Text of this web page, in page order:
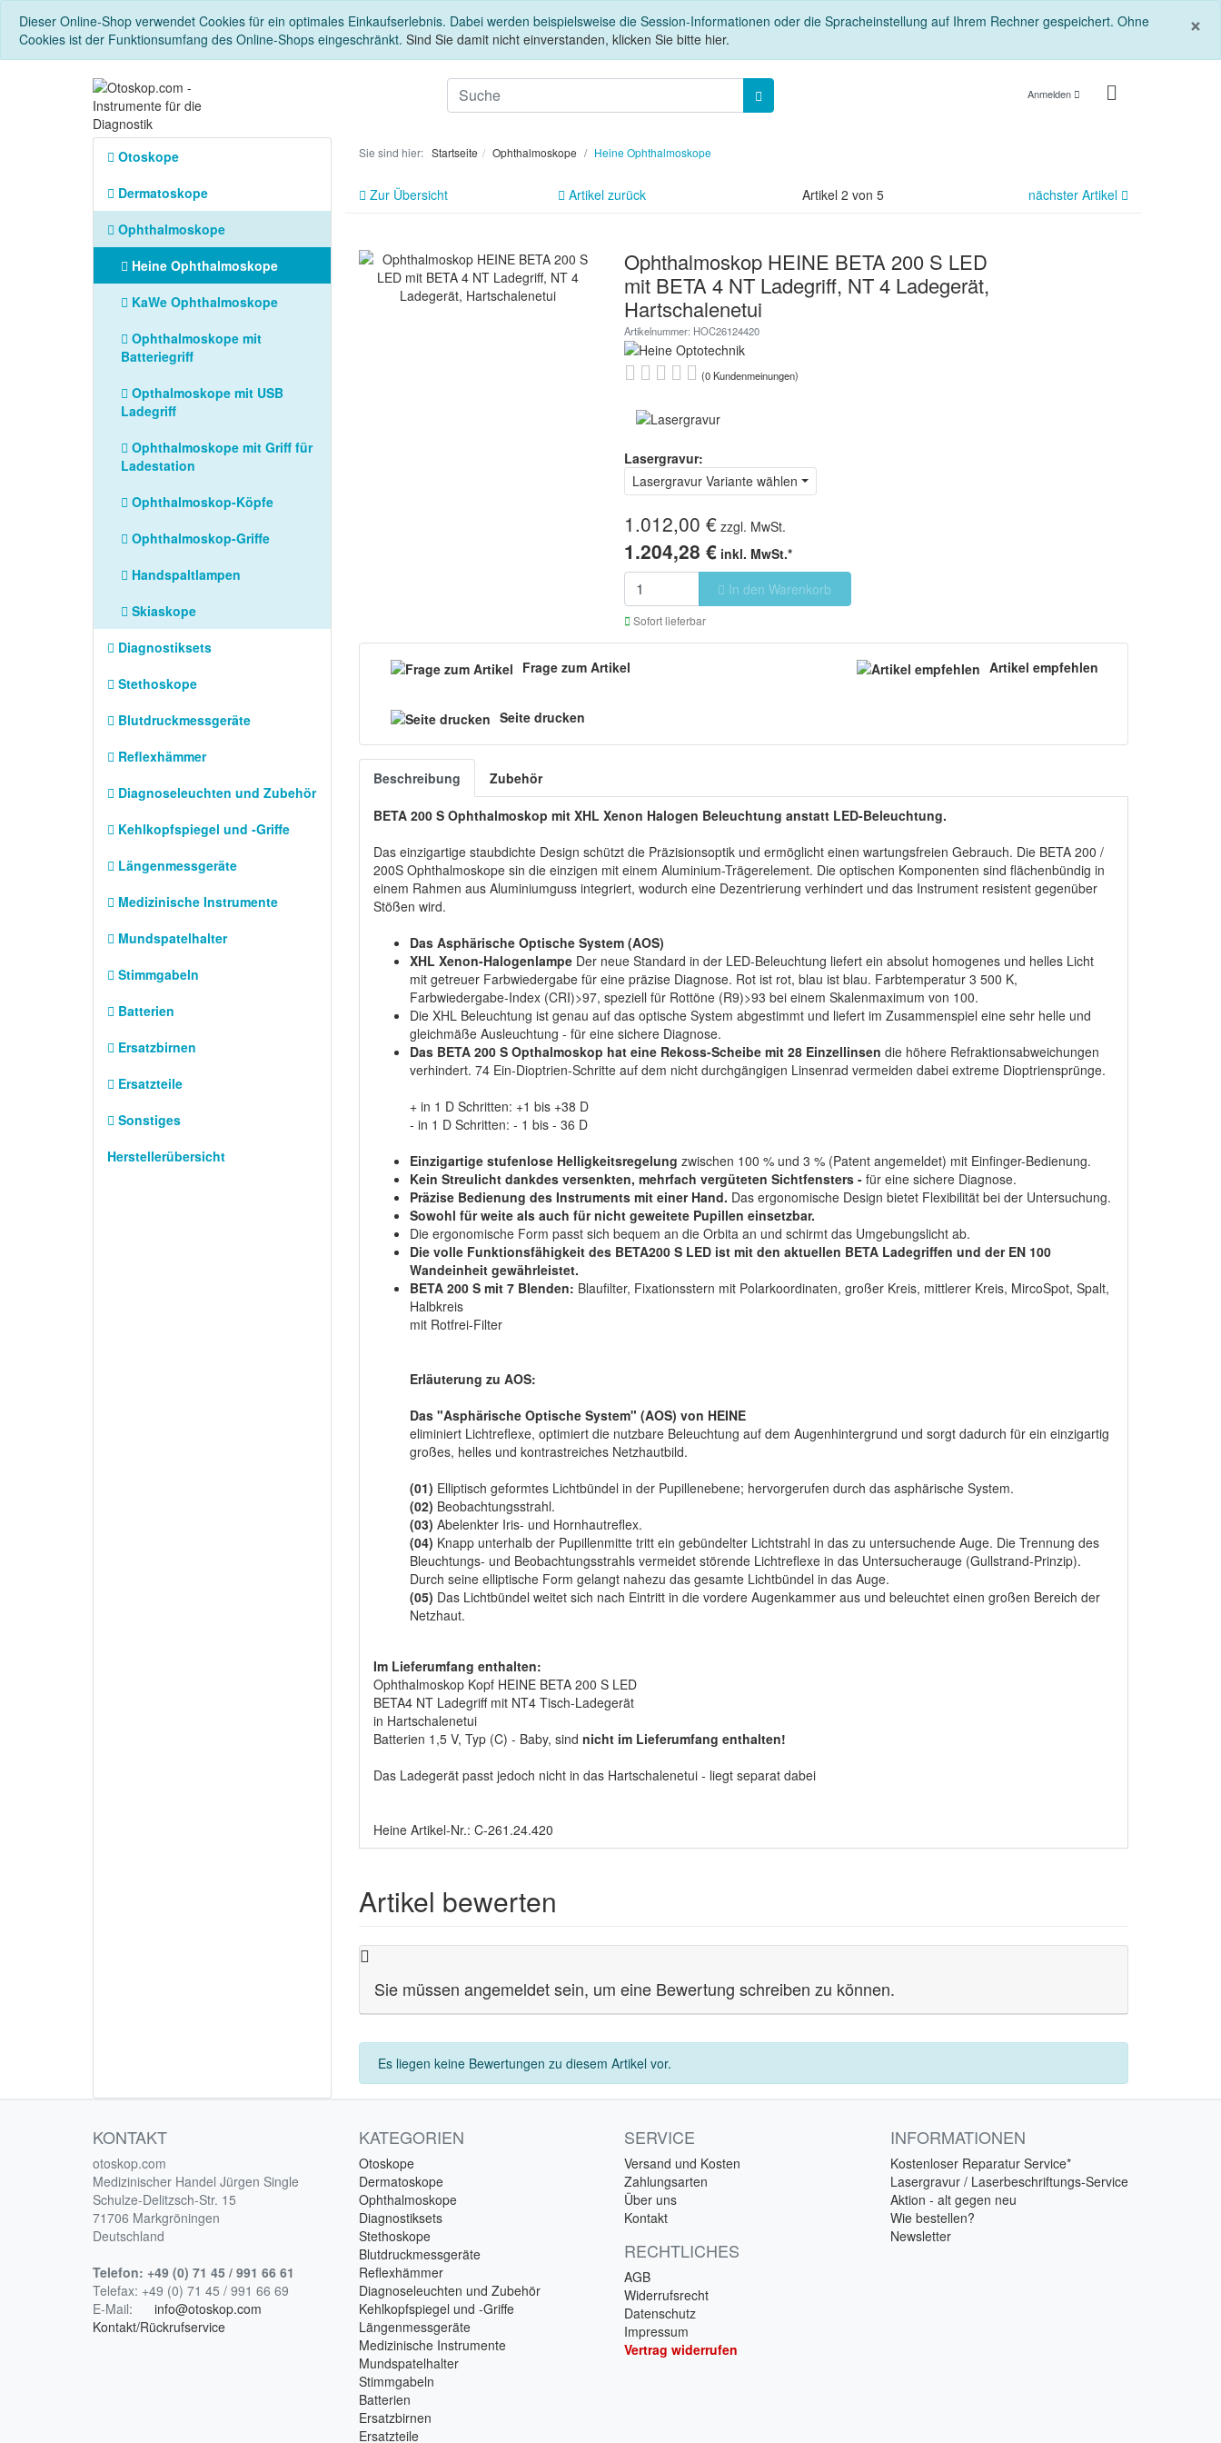
×
Dieser Online-Shop verwendet Cookies für ein optimales Einkaufserlebnis. Dabei werden beispielsweise die Session-Informationen oder die Spracheinstellung auf Ihrem Rechner gespeichert. Ohne
Cookies ist der Funktionsumfang des Online-Shops eingeschränkt. Sind Sie damit nicht einverstanden, klicken Sie bitte hier.
Anmelden
Otoskope
Dermatoskope
Ophthalmoskope
Heine Ophthalmoskope
KaWe Ophthalmoskope
Ophthalmoskope mit
Batteriegriff
Opthalmoskope mit USB
Ladegriff
Ophthalmoskope mit Griff für
Ladestation
Ophthalmoskop-Köpfe
Ophthalmoskop-Griffe
Handspaltlampen
Skiaskope
Diagnostiksets
Stethoskope
Blutdruckmessgeräte
Reflexhämmer
Diagnoseleuchten und Zubehör
Kehlkopfspiegel und -Griffe
Längenmessgeräte
Medizinische Instrumente
Mundspatelhalter
Stimmgabeln
Batterien
Ersatzbirnen
Ersatzteile
Sonstiges
Herstellerübersicht
Sie sind hier: Startseite Ophthalmoskope Heine Ophthalmoskope
Zur Übersicht Artikel zurück Artikel 2 von 5 nächster Artikel
Ophthalmoskop HEINE BETA 200 S LED
mit BETA 4 NT Ladegriff, NT 4 Ladegerät,
Hartschalenetui
Artikelnummer: HOC26124420
(0 Kundenmeinungen)
Lasergravur:
Lasergravur Variante wählen
1.012,00 € zzgl. MwSt.
1.204,28 € inkl. MwSt.*
In den Warenkorb
Sofort lieferbar
Frage zum Artikel Artikel empfehlen
Seite drucken
Beschreibung Zubehör
BETA 200 S Ophthalmoskop mit XHL Xenon Halogen Beleuchtung anstatt LED-Beleuchtung.
Das einzigartige staubdichte Design schützt die Präzisionsoptik und ermöglicht einen wartungsfreien Gebrauch. Die BETA 200 /
200S Ophthalmoskope sin die einzigen mit einem Aluminium-Trägerelement. Die optischen Komponenten sind flächenbündig in
einem Rahmen aus Aluminiumguss integriert, wodurch eine Dezentrierung verhindert und das Instrument resistent gegenüber
Stößen wird.
Das Asphärische Optische System (AOS)
XHL Xenon-HalogenlampeDer neue Standard in der LED-Beleuchtung liefert ein absolut homogenes und helles Licht
mit getreuer Farbwiedergabe für eine präzise Diagnose. Rot ist rot, blau ist blau. Farbtemperatur 3 500 K,
Farbwiedergabe-Index (CRI)>97, speziell für Rottöne (R9)>93 bei einem Skalenmaximum von 100.
Die XHL Beleuchtung ist genau auf das optische System abgestimmt und liefert im Zusammenspiel eine sehr helle und
gleichmäße Ausleuchtung - für eine sichere Diagnose.
Das BETA 200 S Opthalmoskop hat eine Rekoss-Scheibe mit 28 Einzellinsen die höhere Refraktionsabweichungen
verhindert. 74 Ein-Dioptrien-Schritte auf dem nicht durchgängigen Linsenrad vermeiden dabei extreme Dioptriensprünge.
+ in 1 D Schritten: +1 bis +38 D
- in 1 D Schritten: - 1 bis - 36 D
Einzigartige stufenlose Helligkeitsregelung zwischen 100 % und 3 % (Patent angemeldet) mit Einfinger-Bedienung.
Kein Streulicht dankdes versenkten, mehrfach vergüteten Sichtfensters -für eine sichere Diagnose.
Präzise Bedienung des Instruments mit einer Hand. Das ergonomische Design bietet Flexibilität bei der Untersuchung.
Sowohl für weite als auch für nicht geweitete Pupillen einsetzbar.
Die ergonomische Form passt sich bequem an die Orbita an und schirmt das Umgebungslicht ab.
Die volle Funktionsfähigkeit des BETA200 S LED ist mit den aktuellen BETA Ladegriffen und der EN 100
Wandeinheit gewährleistet.
BETA 200 S mit 7 Blenden: Blaufilter, Fixationsstern mit Polarkoordinaten, großer Kreis, mittlerer Kreis, MircoSpot, Spalt,
Halbkreis
mit Rotfrei-Filter
Erläuterung zu AOS:
Das "Asphärische Optische System" (AOS) von HEINE
eliminiert Lichtreflexe, optimiert die nutzbare Beleuchtung auf dem Augenhintergrund und sorgt dadurch für ein einzigartig
großes, helles und kontrastreiches Netzhautbild.
(01) Elliptisch geformtes Lichtbündel in der Pupillenebene; hervorgerufen durch das asphärische System.
(02) Beobachtungsstrahl.
(03) Abelenkter Iris- und Hornhautreflex.
(04) Knapp unterhalb der Pupillenmitte tritt ein gebündelter Lichtstrahl in das zu untersuchende Auge. Die Trennung des
Bleuchtungs- und Beobachtungsstrahls vermeidet störende Lichtreflexe in das Untersucherauge (Gullstrand-Prinzip).
Durch seine elliptische Form gelangt nahezu das gesamte Lichtbündel in das Auge.
(05) Das Lichtbündel weitet sich nach Eintritt in die vordere Augenkammer aus und beleuchtet einen großen Bereich der
Netzhaut.
Im Lieferumfang enthalten:
Ophthalmoskop Kopf HEINE BETA 200 S LED
BETA4 NT Ladegriff mit NT4 Tisch-Ladegerät
in Hartschalenetui
Batterien 1,5 V, Typ (C) - Baby, sind nicht im Lieferumfang enthalten!
Das Ladegerät passt jedoch nicht in das Hartschalenetui - liegt separat dabei
Heine Artikel-Nr.: C-261.24.420
Artikel bewerten
Sie müssen angemeldet sein, um eine Bewertung schreiben zu können.
Es liegen keine Bewertungen zu diesem Artikel vor.
KONTAKT
otoskop.com
Medizinischer Handel Jürgen Single
Schulze-Delitzsch-Str. 15
71706 Markgröningen
Deutschland
Telefon: +49 (0) 71 45 / 991 66 61
Telefax: +49 (0) 71 45 / 991 66 69
E-Mail:
info@otoskop.com
Kontakt/Rückrufservice
KATEGORIEN
Otoskope
Dermatoskope
Ophthalmoskope
Diagnostiksets
Stethoskope
Blutdruckmessgeräte
Reflexhämmer
Diagnoseleuchten und Zubehör
Kehlkopfspiegel und -Griffe
Längenmessgeräte
Medizinische Instrumente
Mundspatelhalter
Stimmgabeln
Batterien
Ersatzbirnen
Ersatzteile
SERVICE
Versand und Kosten
Zahlungsarten
Über uns
Kontakt
RECHTLICHES
AGB
Widerrufsrecht
Datenschutz
Impressum
Vertrag widerrufen
INFORMATIONEN
Kostenloser Reparatur Service*
Lasergravur / Laserbeschriftungs-Service
Aktion - alt gegen neu
Wie bestellen?
Newsletter